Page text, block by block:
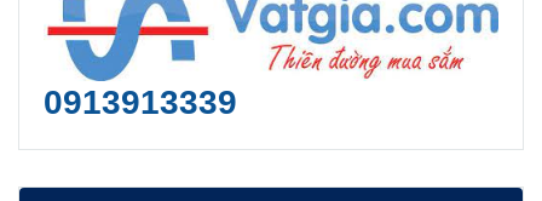
0913913339